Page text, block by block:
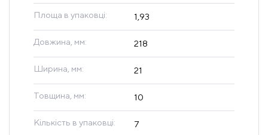
Площа в упаковці: 1,93
Довжина, мм: 218
Ширина, мм: 21
Товщина, мм: 10
Кількість в упаковці: 7